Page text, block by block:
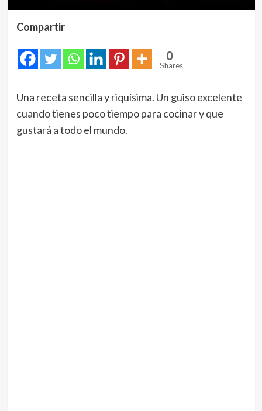
Compartir
0
Shares
Una receta sencilla y riquísima. Un guiso excelente
cuando tienes poco tiempo para cocinar y que
gustará a todo el mundo.